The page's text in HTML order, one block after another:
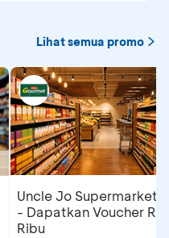
Lihat semua promo
Uncle Jo Supermarket
- Dapatkan Voucher
Ribu